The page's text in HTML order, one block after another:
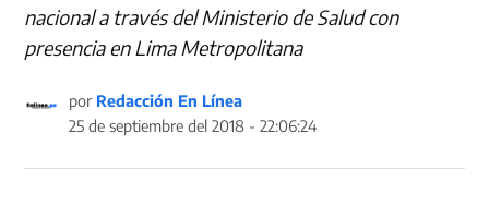
nacional a través del Ministerio de Salud con
presencia en Lima Metropolitana
por Redacción En Línea
25 de septiembre del 2018 - 22:06:24